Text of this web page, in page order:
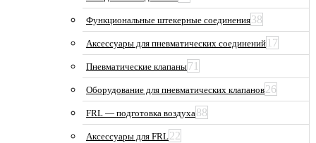
Функциональные штекерные соединения38
Аксессуары для пневматических соединений 17
Пневматические клапаны71
Оборудование для пневматических клапанов26
FRL — подготовка воздуха88
Аксессуары для FRL22